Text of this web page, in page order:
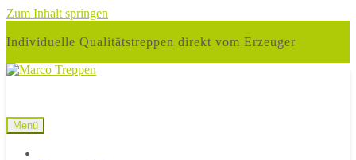
Zum Inhalt springen
Individuelle Qualitätstreppen direkt vom Erzeuger
Menü